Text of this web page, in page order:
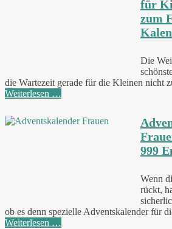
für
zum
Die
die Wartezeit gerade für die Kleinen nicht
Weiterlesen …
999
Wenn
rückt,
ob es denn spezielle Adventskalender für
Weiterlesen …